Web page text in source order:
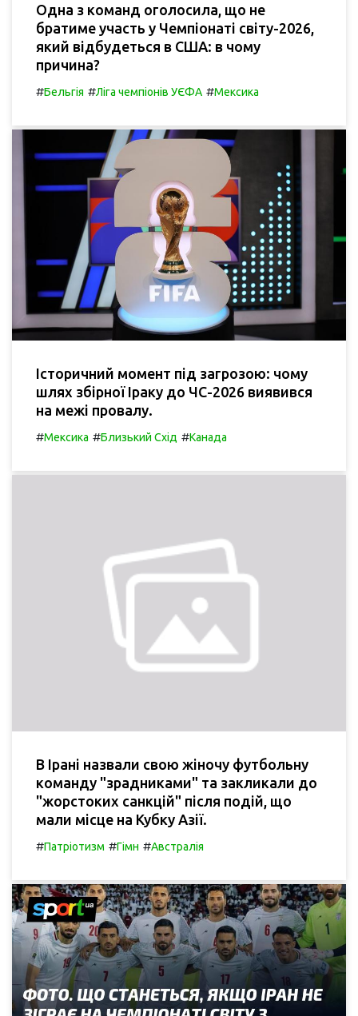
Одна з команд оголосила, що не
братиме участь у Чемпіонаті світу-2026,
який відбудеться в США: в чому
причина?
#Бельгія #Ліга чемпіонів УЄФА #Мексика
Історичний момент під загрозою: чому
шлях збірної Іраку до ЧС-2026 виявився
на межі провалу.
#Мексика #Близький Схід #Канада
В Ірані назвали свою жіночу футбольну
команду "зрадниками" та закликали до
"жорстоких санкцій" після подій, що
мали місце на Кубку Азії.
#Патріотизм #Гімн #Австралія